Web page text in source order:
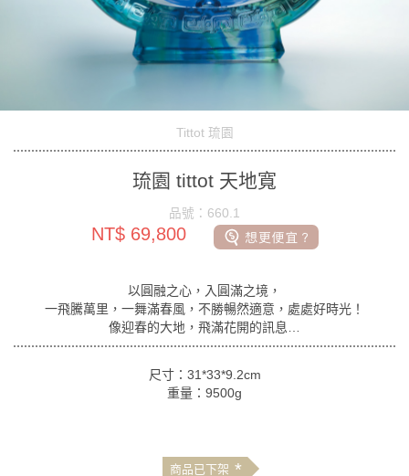
Tittot 琉園
琉園 tittot 天地寬
品號：660.1
NT$ 69,800
以圓融之心，入圓滿之境，
一飛騰萬里，一舞滿春風，不勝暢然適意，處處好時光！
像迎春的大地，飛滿花開的訊息…
尺寸：31*33*9.2cm
重量：9500g
商品已下架 *